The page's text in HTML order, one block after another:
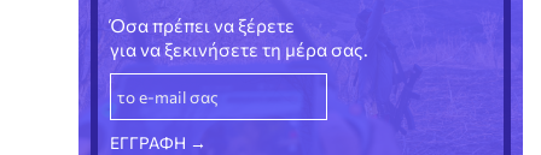
Όσα πρέπει να ξέρετε
για να ξεκινήσετε τη μέρα σας.